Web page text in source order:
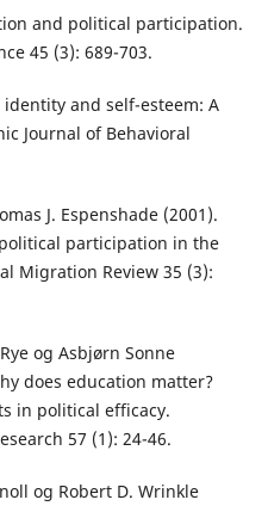
and political participation.
45 (3): 689-703.
identity and self-esteem: A
Journal of Behavioral
J. Espenshade (2001).
participation in the
Migration Review 35 (3):
og Asbjørn Sonne
does education matter?
in political efficacy.
57 (1): 24-46.
og Robert D. Wrinkle